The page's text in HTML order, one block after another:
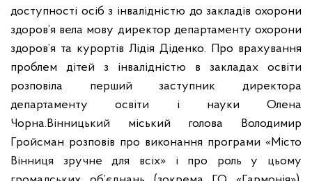
доступності осіб з інвалідністю до закладів охорони
здоров’я вела мову директор департаменту охорони
здоров’я та курортів Лідія Діденко. Про врахування
проблем дітей з інвалідністю в закладах освіти
розповіла перший заступник директора
департаменту освіти і науки Олена
Чорна.Вінницький міський голова Володимир
Гройсман розповів про виконання програми «Місто
Вінниця зручне для всіх» і про роль у цьому